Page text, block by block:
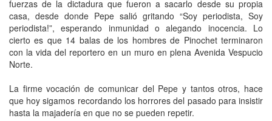
fuerzas de la dictadura que fueron a sacarlo desde su propia
casa, desde donde Pepe salió gritando “Soy periodista, Soy
periodista!”, esperando inmunidad o alegando inocencia. Lo
cierto es que 14 balas de los hombres de Pinochet terminaron
con la vida del reportero en un muro en plena Avenida Vespucio
Norte.
La firme vocación de comunicar del Pepe y tantos otros, hace
que hoy sigamos recordando los horrores del pasado para insistir
hasta la majadería en que no se pueden repetir.